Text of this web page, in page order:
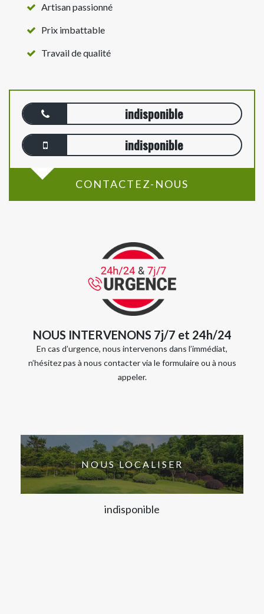
Artisan passionné
Prix imbattable
Travail de qualité
indisponible
indisponible
CONTACTEZ-NOUS
NOUS INTERVENONS 7j/7 et 24h/24
En cas d’urgence, nous intervenons dans l’immédiat,
n’hésitez pas à nous contacter via le formulaire ou à nous
appeler.
NOUS LOCALISER
indisponible